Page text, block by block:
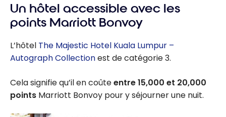
Un hôtel accessible avec les
points Marriott Bonvoy
L’hôtel The Majestic Hotel Kuala Lumpur –
Autograph Collectionest de catégorie 3.
Cela signifie qu’il en coûteentre 15,000 et 20,000
points Marriott Bonvoy pour y séjourner une nuit.